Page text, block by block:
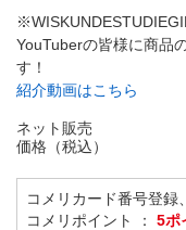
YouTuberの皆様に商品
す！
紹介動画はこちら
ネット販売
価格（税込）
コメリカード番号登録
コメリポイント ： 5ポ